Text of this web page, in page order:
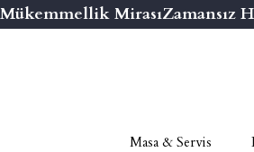
MirasıZamansız
Masa & Servis